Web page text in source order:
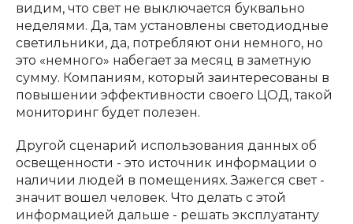
видим, что свет не выключается буквально
неделями. Да, там установлены светодиодные
светильники, да, потребляют они немного, но
это «немного» набегает за месяц в заметную
сумму. Компаниям, который заинтересованы в
повышении эффективности своего ЦОД, такой
мониторинг будет полезен.
Другой сценарий использования данных об
освещенности - это источник информации о
наличии людей в помещениях. Зажегся свет -
значит вошел человек. Что делать с этой
информацией дальше - решать эксплуатанту